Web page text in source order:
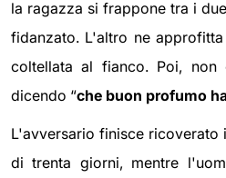
la ragazza si frappone tra i
fidanzato. L'altro ne
coltellata al fianco. Poi, non
dicendo “che buon profumo
L'avversario finisce ricoverato
di trenta giorni, mentre